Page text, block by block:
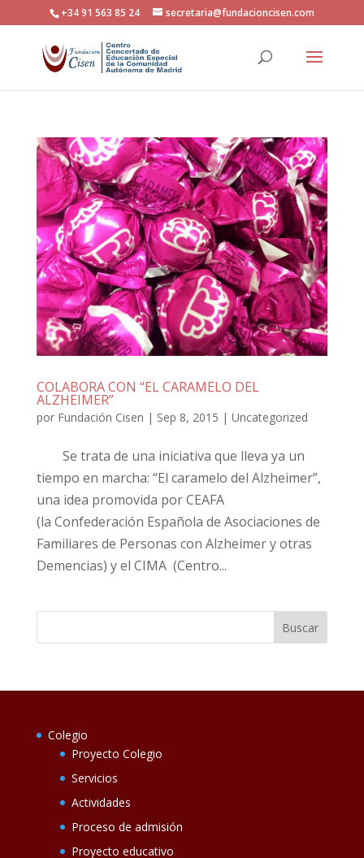
+34 91 563 85 24 secretaria@fundacioncisen.com
COLABORA CON “EL CARAMELO DEL
ALZHEIMER”
por Fundación Cisen | Sep 8, 2015 | Uncategorized
Se trata de una iniciativa que lleva ya un
tiempo en marcha: “El caramelo del Alzheimer”,
una idea promovida por CEAFA
(la Confederación Española de Asociaciones de
Familiares de Personas con Alzheimer y otras
Demencias) y el CIMA (Centro...
Colegio
Proyecto Colegio
Servicios
Actividades
Proceso de admisión
Proyecto educativo